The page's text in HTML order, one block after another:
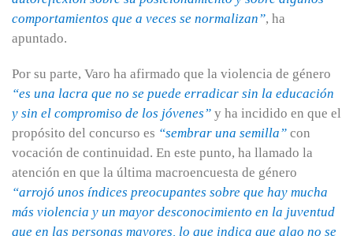
comportamientos que a veces se normalizan”, ha
apuntado.
Por su parte, Varo ha afirmado que la violencia de género
“es una lacra que no se puede erradicar sin la educación
y sin el compromiso de los jóvenes” y ha incidido en que el
propósito del concurso es “sembrar una semilla” con
vocación de continuidad. En este punto, ha llamado la
atención en que la última macroencuesta de género
“arrojó unos índices preocupantes sobre que hay mucha
más violencia y un mayor desconocimiento en la juventud
que en las personas mayores, lo que indica que algo no se